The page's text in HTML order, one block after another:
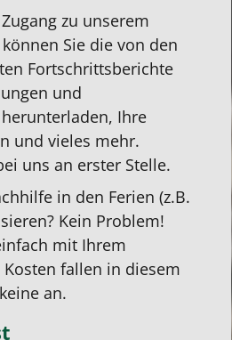
zu unserem
Sie die von den
Fortschrittsberichte
und
Ihre
und vieles mehr.
uns an erster Stelle.
in den Ferien (z.B.
Kein Problem!
mit Ihrem
fallen in diesem
an.